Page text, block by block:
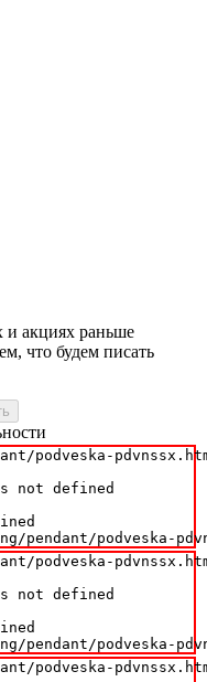
и акциях раньше
что будем писать
not defined
pendant/podveska-
not defined
pendant/podveska-